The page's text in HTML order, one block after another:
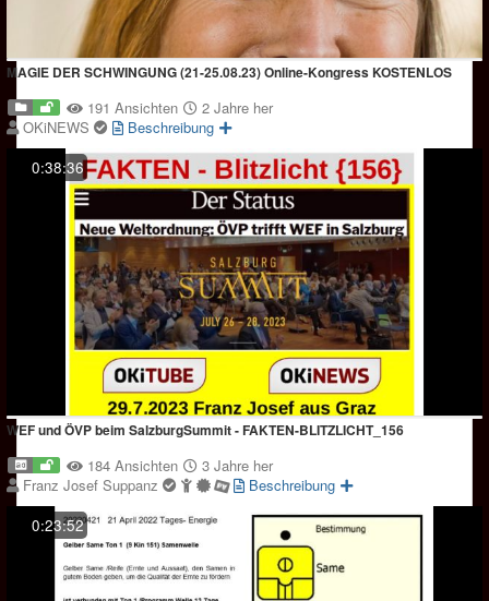
MAGIE DER SCHWINGUNG (21-25.08.23) Online-Kongress KOSTENLOS
191 Ansichten
2 Jahre her
OKiNEWS
Beschreibung
0:38:36
WEF und ÖVP beim SalzburgSummit - FAKTEN-BLITZLICHT_156
184 Ansichten
3 Jahre her
Franz Josef Suppanz
Beschreibung
0:23:52